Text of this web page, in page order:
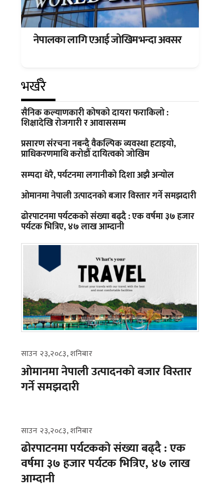
नेपालका लागि एआई जोखिमभन्दा अवसर
भर्खरै
सैनिक कल्याणकारी कोषको दायरा फराकिलो :
शिक्षादेखि रोजगारी र आवाससम्म
प्रसारण संरचना नबन्दै वैकल्पिक व्यवस्था हटाइयो,
प्राधिकरणमाथि करोडौँ दायित्वको जोखिम
सम्पदा धेरै, पर्यटनमा लगानीको दिशा अझै अन्योल
ओमानमा नेपाली उत्पादनको बजार विस्तार गर्ने समझदारी
ढोरपाटनमा पर्यटकको संख्या बढ्दै : एक वर्षमा ३७ हजार
पर्यटक भित्रिए, ४७ लाख आम्दानी
साउन २३,२०८३, शनिबार
ओमानमा नेपाली उत्पादनको बजार विस्तार
गर्ने समझदारी
साउन २३,२०८३, शनिबार
ढोरपाटनमा पर्यटकको संख्या बढ्दै : एक
वर्षमा ३७ हजार पर्यटक भित्रिए, ४७ लाख
आम्दानी